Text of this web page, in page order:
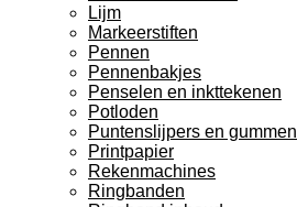
Lijm
Markeerstiften
Pennen
Pennenbakjes
Penselen en inkttekenen
Potloden
Puntenslijpers en gummen
Printpapier
Rekenmachines
Ringbanden